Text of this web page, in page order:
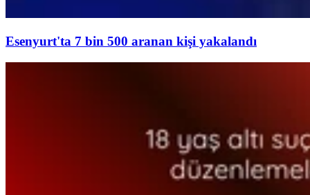
Esenyurt'ta 7 bin 500 aranan kişi yakalandı